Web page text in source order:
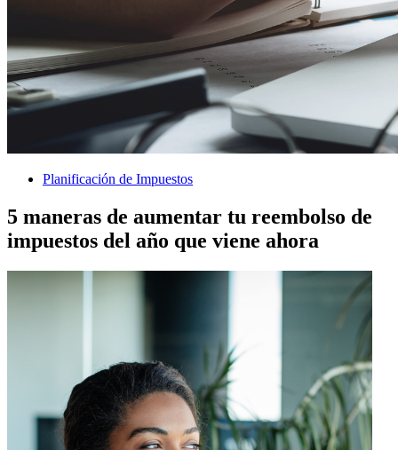
Planificación de Impuestos
5 maneras de aumentar tu reembolso de
impuestos del año que viene ahora